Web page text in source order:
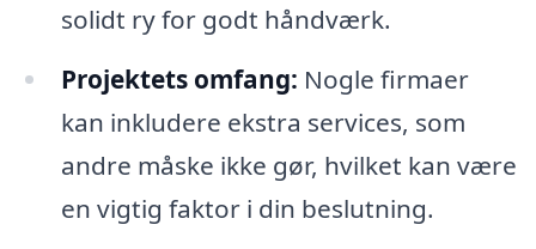
solidt ry for godt håndværk.
Projektets omfang: Nogle firmaer
kan inkludere ekstra services, som
andre måske ikke gør, hvilket kan være
en vigtig faktor i din beslutning.